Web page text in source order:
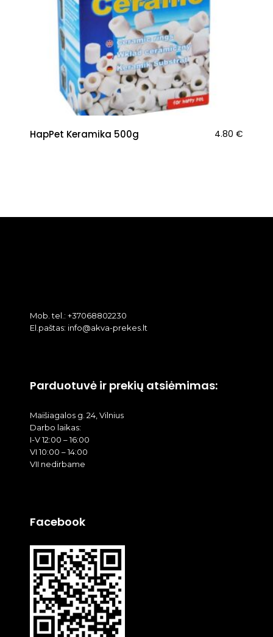
HapPet Keramika 500g 4.80 €
Mob. tel.: +37068802230
El.paštas: info@akva-prekes.lt
Parduotuvė ir prekių atsiėmimas:
Maišiagalos g. 24, Vilnius
Darbo laikas:
I-V 12:00 – 16:00
VI 10:00 – 14:00
VII nedirbame
Facebook